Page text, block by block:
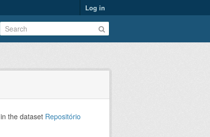
Log in
in the dataset Repositório